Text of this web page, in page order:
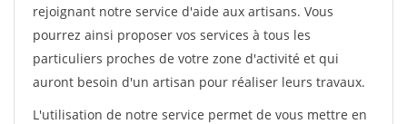
rejoignant notre service d'aide aux artisans. Vous
pourrez ainsi proposer vos services à tous les
particuliers proches de votre zone d'activité et qui
auront besoin d'un artisan pour réaliser leurs travaux.
L'utilisation de notre service permet de vous mettre en